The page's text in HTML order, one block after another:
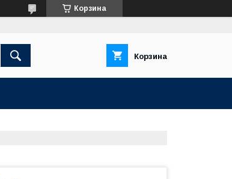
Корзина
Корзина